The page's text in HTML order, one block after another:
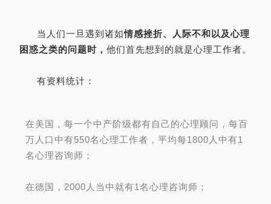
当人们一旦遇到诸如情感挫折、人际不和以及心理
困惑之类的问题时， 他们首先想到的就是心理工作者。
有资料统计：
在美国，每一个中产阶级都有自己的心理顾问，每百
万人口中有550名心理工作者，平均每1800人中有1
名心理咨询师；
在德国，2000人当中就有1名心理咨询师；